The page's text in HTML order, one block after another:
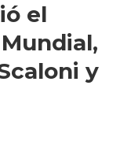
el
y